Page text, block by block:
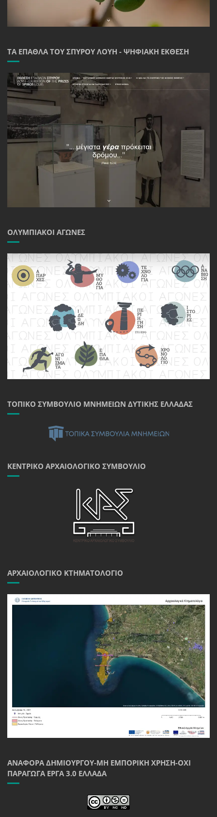
ΤΑ ΈΠΑΘΛΑ ΤΟΥ ΣΠΎΡΟΥ ΛΟΎΗ - ΨΗΦΙΑΚΉ ΈΚΘΕΣΗ
ΟΛΥΜΠΙΑΚΟΊ ΑΓΏΝΕΣ
ΤΟΠΙΚΌ ΣΥΜΒΟΎΛΙΟ ΜΝΗΜΕΊΩΝ ΔΥΤΙΚΉΣ ΕΛΛΆΔΑΣ
ΚΕΝΤΡΙΚΌ ΑΡΧΑΙΟΛΟΓΙΚΌ ΣΥΜΒΟΎΛΙΟ
ΑΡΧΑΙΟΛΟΓΙΚΌ ΚΤΗΜΑΤΟΛΌΓΙΟ
ΑΝΑΦΟΡΆ ΔΗΜΙΟΥΡΓΟΎ-ΜΗ ΕΜΠΟΡΙΚΉ ΧΡΉΣΗ-ΌΧΙ
ΠΑΡΆΓΩΓΑ ΈΡΓΑ 3.0 ΕΛΛΆΔΑ